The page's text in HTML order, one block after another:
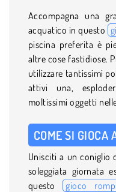
Accompagna una
acquatico in questo
piscina preferita è
altre cose fastidiose.
utilizzare tantissimi
attivi una,
moltissimi oggetti
COME SI GIOCA
Unisciti a un coniglio
soleggiata giornata
questo gioco